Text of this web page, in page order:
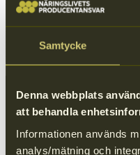
Samtycke
Denna webbplats
att behandla
Informationen används
analys/mätning och
Undrar du vad syftet med
hur ditt företag kan få stöd i